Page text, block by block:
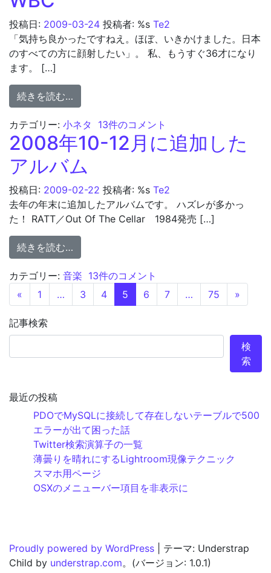
投稿日: 2009-03-24 投稿者: %s Te2
「気持ち良かったですねえ。ほぼ、いきかけました。日本
のすべての方に顔射したい」。 私、もうすぐ36才になり
ます。 […]
続きを読む…
カテゴリー: 小ネタ WBC への
13件のコメント
2008年10-12月に追加した
アルバム
投稿日: 2009-02-22 投稿者: %s Te2
去年の年末に追加したアルバムです。 ハズレが多かっ
た！ RATT／Out Of The Cellar 1984発売 […]
続きを読む…
カテゴリー: 音楽 2008年10-12月に追加したアルバム への
13件のコメント
投稿ナビゲーション
« 1 … 3 4 5 6 7 … 75 »
記事検索
検
索
最近の投稿
PDOでMySQLに接続して存在しないテーブルで500
エラーが出て困った話
Twitter検索演算子の一覧
薄曇りを晴れにするLightroom現像テクニック
スマホ用ページ
OSXのメニューバー項目を非表示に
Proudly powered by WordPress
テーマ: Understrap
Child by understrap.com。(バージョン: 1.0.1)